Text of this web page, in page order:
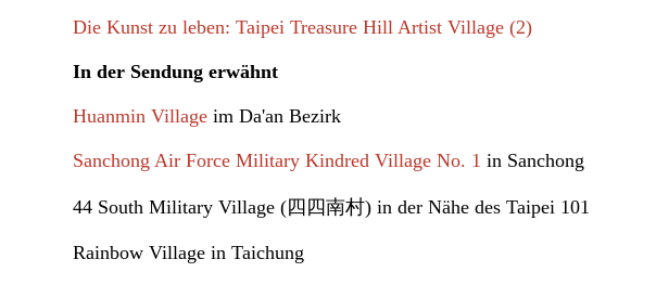
Die Kunst zu leben: Taipei Treasure Hill Artist Village (2)
In der Sendung erwähnt
Huanmin Village im Da'an Bezirk
Sanchong Air Force Military Kindred Village No. 1 in Sanchong
44 South Military Village (四四南村) in der Nähe des Taipei 101
Rainbow Village in Taichung